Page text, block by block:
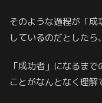
そのような過程が「
しているのだとしたら、
「成功者」になるま
ことがなんとなく理解